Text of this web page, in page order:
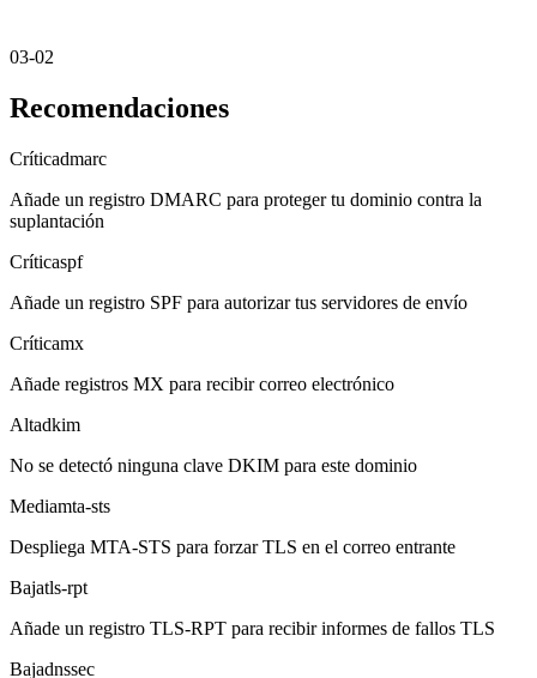
03-02
Recomendaciones
Críticadmarc
Añade un registro DMARC para proteger tu dominio contra la
suplantación
Críticaspf
Añade un registro SPF para autorizar tus servidores de envío
Críticamx
Añade registros MX para recibir correo electrónico
Altadkim
No se detectó ninguna clave DKIM para este dominio
Mediamta-sts
Despliega MTA-STS para forzar TLS en el correo entrante
Bajatls-rpt
Añade un registro TLS-RPT para recibir informes de fallos TLS
Bajadnssec